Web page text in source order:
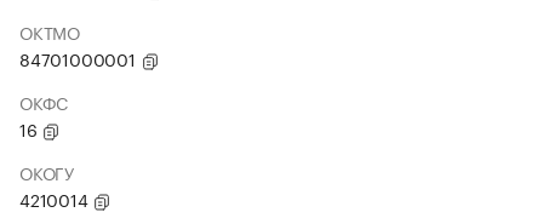
ОКТМО
84701000001
ОКФС
16
ОКОГУ
4210014